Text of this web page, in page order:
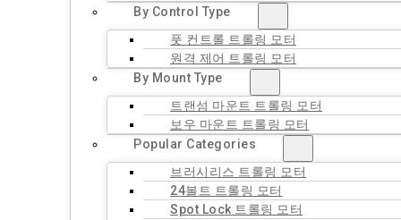
By Control Type
풋 컨트롤 트롤링 모터
원격 제어 트롤링 모터
By Mount Type
트랜섬 마운트 트롤링 모터
보우 마운트 트롤링 모터
Popular Categories
브러시리스 트롤링 모터
24볼트 트롤링 모터
Spot Lock 트롤링 모터